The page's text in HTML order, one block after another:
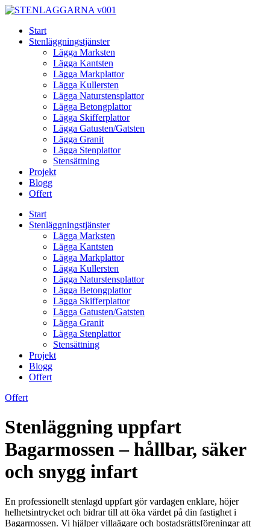
Skip
contentStart
Stenläggningstjänster
Lägga Marksten
Lägga Kantsten
Lägga Markplattor
Lägga Kullersten
Lägga Naturstensplattor
Lägga Betongplattor
Lägga Skifferplattor
Lägga Gatusten/Gatsten
Lägga Granit
Lägga Stenplattor
Stensättning
Projekt
Blogg
Offert
Start
Stenläggningstjänster
Lägga Marksten
Lägga Kantsten
Lägga Markplattor
Lägga Kullersten
Lägga Naturstensplattor
Lägga Betongplattor
Lägga Skifferplattor
Lägga Gatusten/Gatsten
Lägga Granit
Lägga Stenplattor
Stensättning
Projekt
Blogg
Offert
Offert
Stenläggning uppfart
Bagarmossen – hållbar, säker
och snygg infart
En professionellt stenlagd uppfart gör vardagen enklare, höjer
helhetsintrycket och bidrar till att öka värdet på din fastighet i
Bagarmossen. Vi hjälper villaägare och bostadsrättsföreningar att